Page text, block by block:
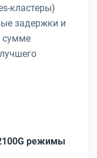
кластеры)
задержки и
сумме
режимы